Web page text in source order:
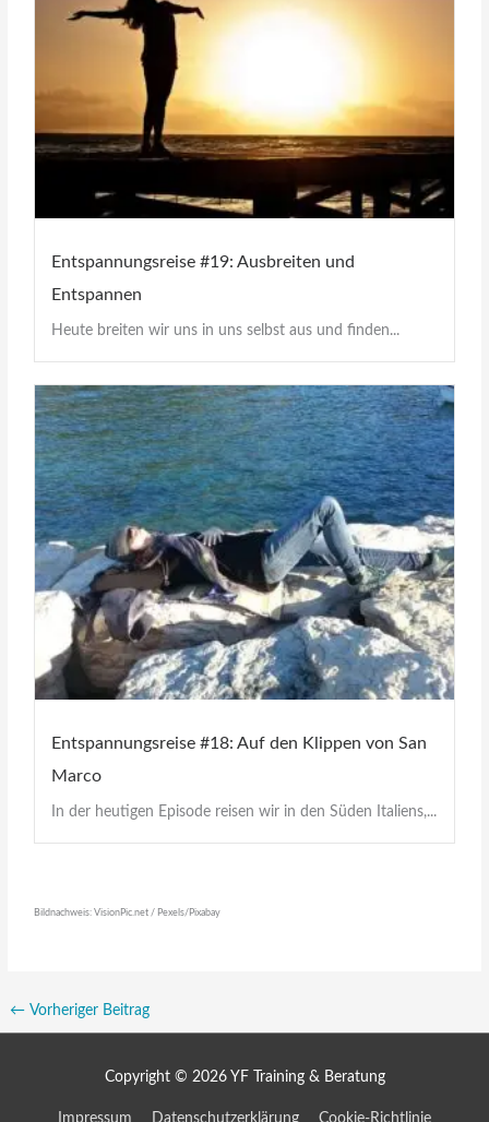
Entspannungsreise #19: Ausbreiten und
Entspannen
Heute breiten wir uns in uns selbst aus und finden...
Entspannungsreise #18: Auf den Klippen von San
Marco
In der heutigen Episode reisen wir in den Süden Italiens,...
Bildnachweis: VisionPic.net / Pexels/Pixabay
← Vorheriger Beitrag
Copyright © 2026 YF Training & Beratung